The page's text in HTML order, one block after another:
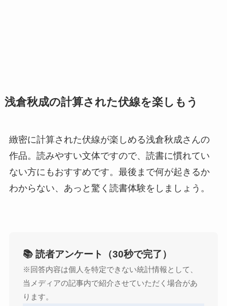
浅倉秋成の計算された伏線を楽しもう
緻密に計算された伏線が楽しめる浅倉秋成さんの
作品。読みやすい文体ですので、読書に慣れてい
ない方にもおすすめです。最後まで何が起きるか
わからない、あっと驚く読書体験をしましょう。
📚 読者アンケート（30秒で完了）
※回答内容は個人を特定できない統計情報として、
当メディアの記事内で紹介させていただく場合があ
ります。